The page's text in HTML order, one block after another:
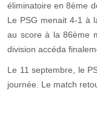
éliminatoire en 8ème
Le PSG menait 4-1 à
au score à la 86ème
division accéda
Le 11 septembre, le
journée. Le match